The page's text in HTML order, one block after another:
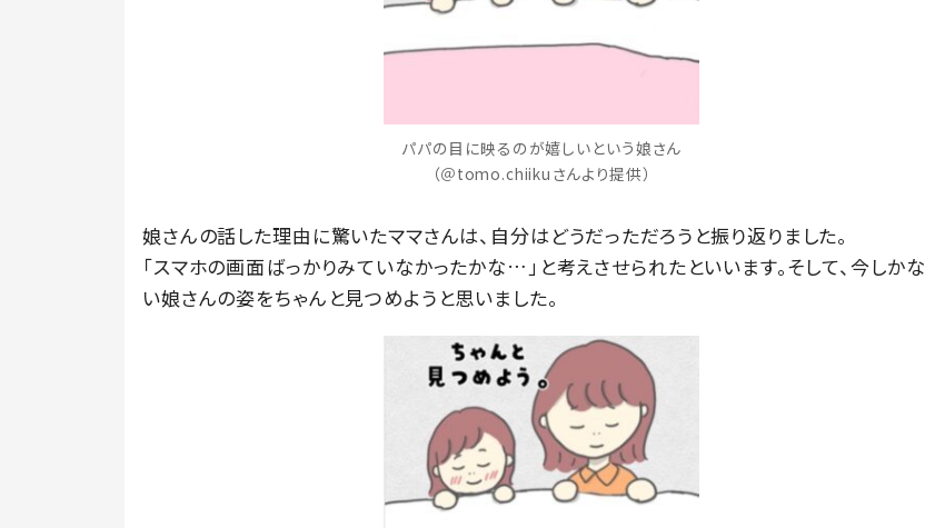
パパの目に映るのが嬉しいという娘さん
（＠tomo.chiikuさんより提供）
娘さんの話した理由に驚いたママさんは、自分はどうだっただろうと振り返りました。
「スマホの画面ばっかりみていなかったかな…」と考えさせられたといいます。そして、今しかな
い娘さんの姿をちゃんと見つめようと思いました。